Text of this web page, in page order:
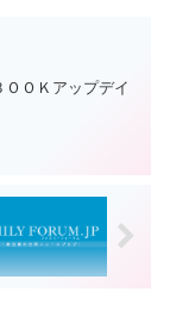
ＯＫアップデイ